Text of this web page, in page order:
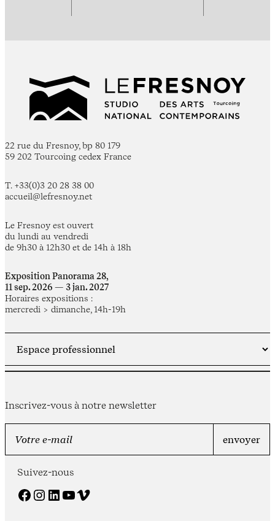
22 rue du Fresnoy, bp 80 179
59 202 Tourcoing cedex France
T. +33(0)3 20 28 38 00
accueil@lefresnoy.net
Le Fresnoy est ouvert
du lundi au vendredi
de 9h30 à 12h30 et de 14h à 18h
Exposition Panorama 28,
11 sep. 2026 — 3 jan. 2027
Horaires expositions :
mercredi > dimanche, 14h-19h
Inscrivez-vous à notre newsletter
Suivez-nous
Facebook Instagram LinkedIn YouTube Vimeo